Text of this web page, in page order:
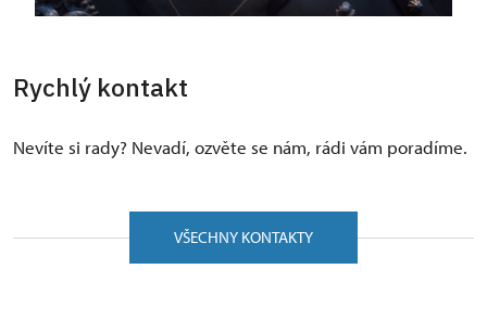
Rychlý kontakt
Nevíte si rady? Nevadí, ozvěte se nám, rádi vám poradíme.
VŠECHNY KONTAKTY